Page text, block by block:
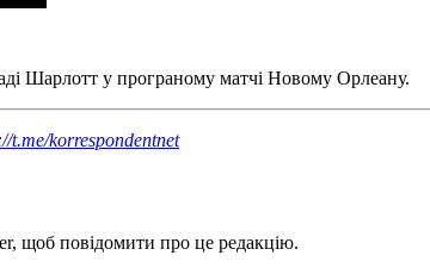
Шарлотт у програному матчі Новому Орлеану.
t.me/korrespondentnet
щоб повідомити про це редакцію.